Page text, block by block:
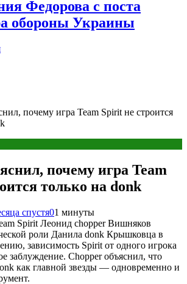
Федорова с поста
обороны Украины
почему игра Team Spirit не строится
почему игра Team
только на donk
спустя01 минуты
Spirit Леонид chopper Вишняков
роли Данила donk Крышковца в
зависимость Spirit от одного игрока
заблуждение. Chopper объяснил, что
как главной звезды — одновременно и